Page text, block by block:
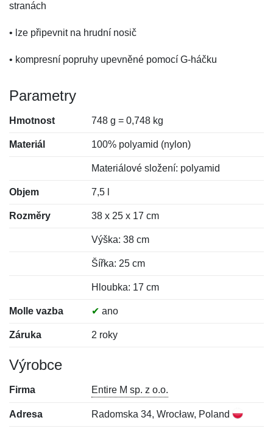
stranách
• lze připevnit na hrudní nosič
• kompresní popruhy upevněné pomocí G-háčku
Parametry
Hmotnost 748 g = 0,748 kg
Materiál 100% polyamid (nylon)
Materiálové složení: polyamid
Objem 7,5 l
Rozměry 38 x 25 x 17 cm
Výška: 38 cm
Šířka: 25 cm
Hloubka: 17 cm
Molle vazba ✔ ano
Záruka 2 roky
Výrobce
Firma Entire M sp. z o.o.
Adresa Radomska 34, Wrocław, Poland